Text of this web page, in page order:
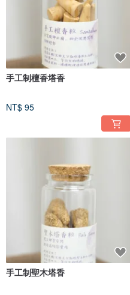
手工制檀香塔香
NT$ 95
手工制聖木塔香